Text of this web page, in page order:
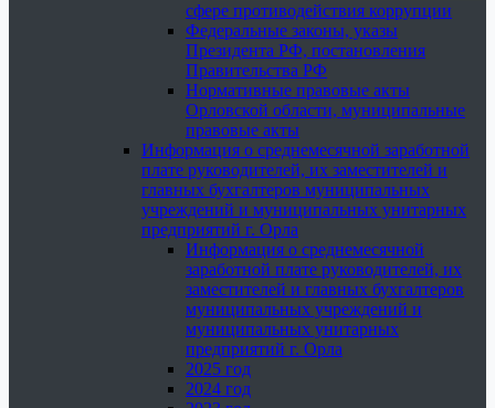
сфере противодействия коррупции
Федеральные законы, указы
Президента РФ, постановления
Правительства РФ
Нормативные правовые акты
Орловской области, муниципальные
правовые акты
Информация о среднемесячной заработной
плате руководителей, их заместителей и
главных бухгалтеров муниципальных
учреждений и муниципальных унитарных
предприятий г. Орла
Информация о среднемесячной
заработной плате руководителей, их
заместителей и главных бухгалтеров
муниципальных учреждений и
муниципальных унитарных
предприятий г. Орла
2025 год
2024 год